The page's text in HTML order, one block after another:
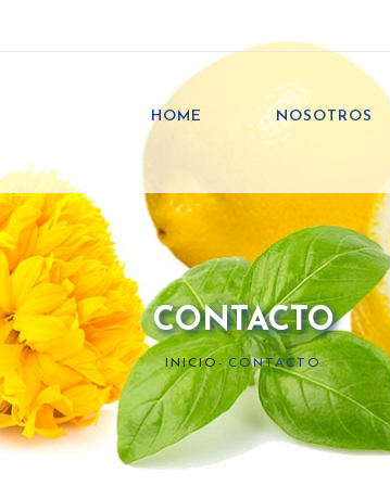
HOME NOSOTROS
CONTACTO
INICIO - CONTACTO